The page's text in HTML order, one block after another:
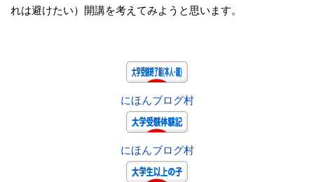
れは避けたい）開講を考えてみようと思います。
にほんブログ村
にほんブログ村